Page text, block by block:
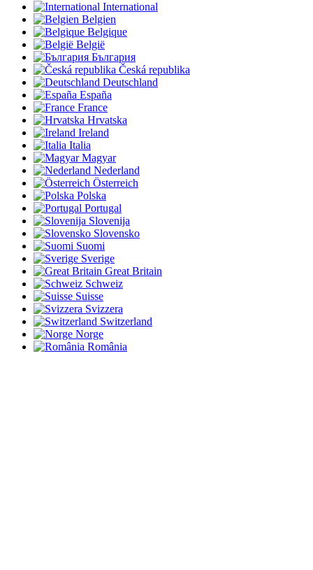
International
Belgien
Belgique
België
България
Česká republika
Deutschland
España
France
Hrvatska
Ireland
Italia
Magyar
Nederland
Österreich
Polska
Portugal
Slovenija
Slovensko
Suomi
Sverige
Great Britain
Schweiz
Suisse
Svizzera
Switzerland
Norge
România